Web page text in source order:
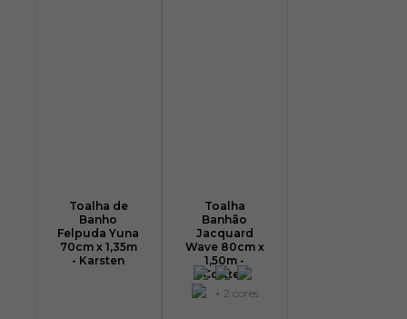
Toalha de
Banho
Felpuda Yuna
70cm x 1,35m
- Karsten
Toalha
Banhão
Jacquard
Wave 80cm x
1,50m -
Corttex
+ 2 cores